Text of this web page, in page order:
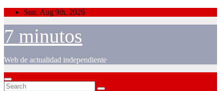
Skip
content
Sun. Aug 9th, 2026
7 minutos
Web de actualidad independiente